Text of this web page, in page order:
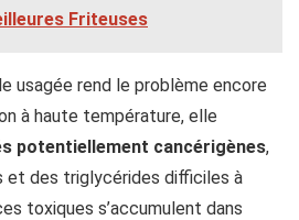
Friteuses
usagée rend le problème encore
à haute température, elle
potentiellement cancérigènes,
et des triglycérides difficiles à
toxiques s’accumulent dans